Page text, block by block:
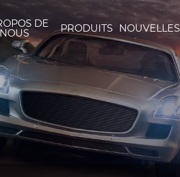
DE
NOUS
PRODUITS NOUVELLES